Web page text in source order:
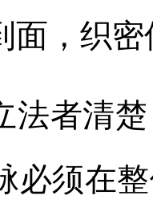
面，织
法者清
必须在